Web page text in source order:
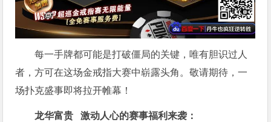
每一手牌都可能是打破僵局的关键，唯有胆识过人
者，方可在这场金戒指大赛中崭露头角。敬请期待，一
场扑克盛事即将拉开帷幕！
龙华富贵 激动人心的赛事福利来袭：